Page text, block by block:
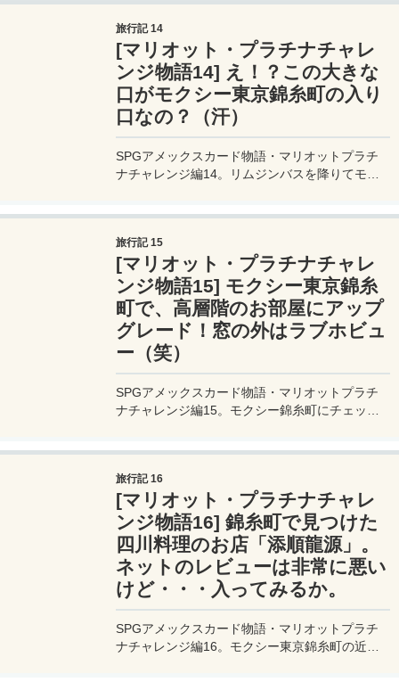
ンバスを使うことにする。
旅行記 14
[マリオット・プラチナチャレ
ンジ物語14] え！？この大きな
口がモクシー東京錦糸町の入り
口なの？（汗）
SPGアメックスカード物語・マリオットプラチ
ナチャレンジ編14。リムジンバスを降りてモク
モクシー錦糸町か・・・。
旅行記 15
[マリオット・プラチナチャレ
ンジ物語15] モクシー東京錦糸
町で、高層階のお部屋にアップ
グレード！窓の外はラブホビュ
ー（笑）
SPGアメックスカード物語・マリオットプラチ
ナチャレンジ編15。モクシー錦糸町にチェック
旅行記 16
[マリオット・プラチナチャレ
ンジ物語16] 錦糸町で見つけた
四川料理のお店「添順龍源」。
ネットのレビューは非常に悪い
けど・・・入ってみるか。
SPGアメックスカード物語・マリオットプラチ
ナチャレンジ編16。モクシー東京錦糸町の近所